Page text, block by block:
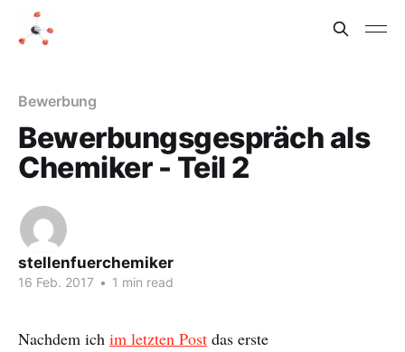
Bewerbung
Bewerbungsgespräch als
Chemiker - Teil 2
stellenfuerchemiker
16 Feb. 2017 • 1 min read
Nachdem ich im letzten Post das erste